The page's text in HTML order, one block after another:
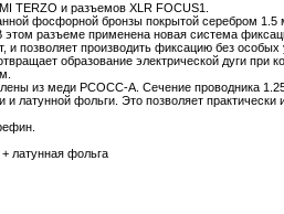
TERZO и разъемов XLR FOCUS1.
фосфорной бронзы покрытой серебром 1.5
разъеме применена новая система
и позволяет производить фиксацию без
образование электрической дуги при
из меди PCOCC-A. Сечение проводника
латунной фольги. Это позволяет практически
латунная фольга